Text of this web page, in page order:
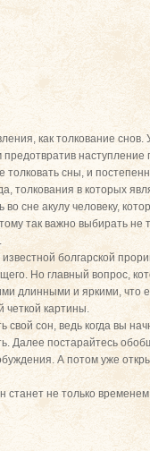
как толкование
сны, и
толкования в которых
сне акулу человеку,
так важно выбирать не
болгарской
Но главный вопрос,
длинными и яркими, что
четкой картины.
сон, ведь когда вы
Далее постарайтесь
А потом уже
не только